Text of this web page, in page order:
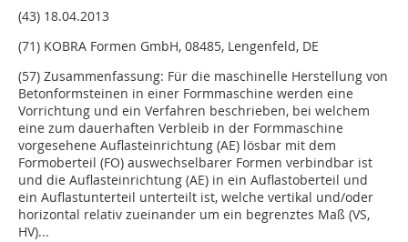
(43) 18.04.2013
(71) KOBRA Formen GmbH, 08485, Lengenfeld, DE
(57) Zusammenfassung: Für die maschinelle Herstellung von
Betonformsteinen in einer Formmaschine werden eine
Vorrichtung und ein Verfahren beschrieben, bei welchem
eine zum dauerhaften Verbleib in der Formmaschine
vorgesehene Auflasteinrichtung (AE) lösbar mit dem
Formoberteil (FO) auswechselbarer Formen verbindbar ist
und die Auflasteinrichtung (AE) in ein Auflastoberteil und
ein Auflastunterteil unterteilt ist, welche vertikal und/oder
horizontal relativ zueinander um ein begrenztes Maß (VS,
HV)...